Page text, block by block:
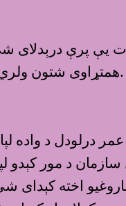
پرې درېدلای شي
همتړاوى شتون ولري نو ترمنځ د زياتې مينې لامل کېږي.
غوره ده چې عمر په پام کې ونيول شي،
اخته کېداى